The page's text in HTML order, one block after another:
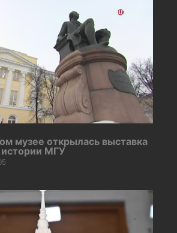
музее открылась выставка
МГУ